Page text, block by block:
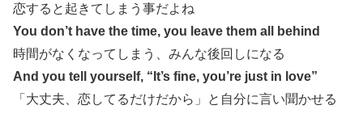
恋すると起きてしまう事だよね
You don’t have the time, you leave them all behind
時間がなくなってしまう、みんな後回しになる
And you tell yourself, “It’s fine, you’re just in love”
「大丈夫、恋してるだけだから」と自分に言い聞かせる